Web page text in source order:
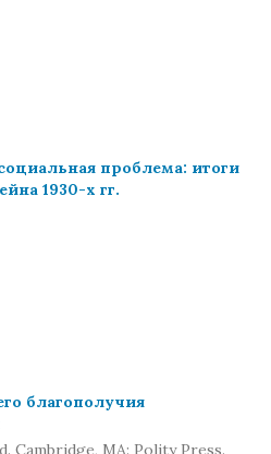
проблема: итоги
1930-х гг.
благополучия
Cambridge, MA: Polity Press.